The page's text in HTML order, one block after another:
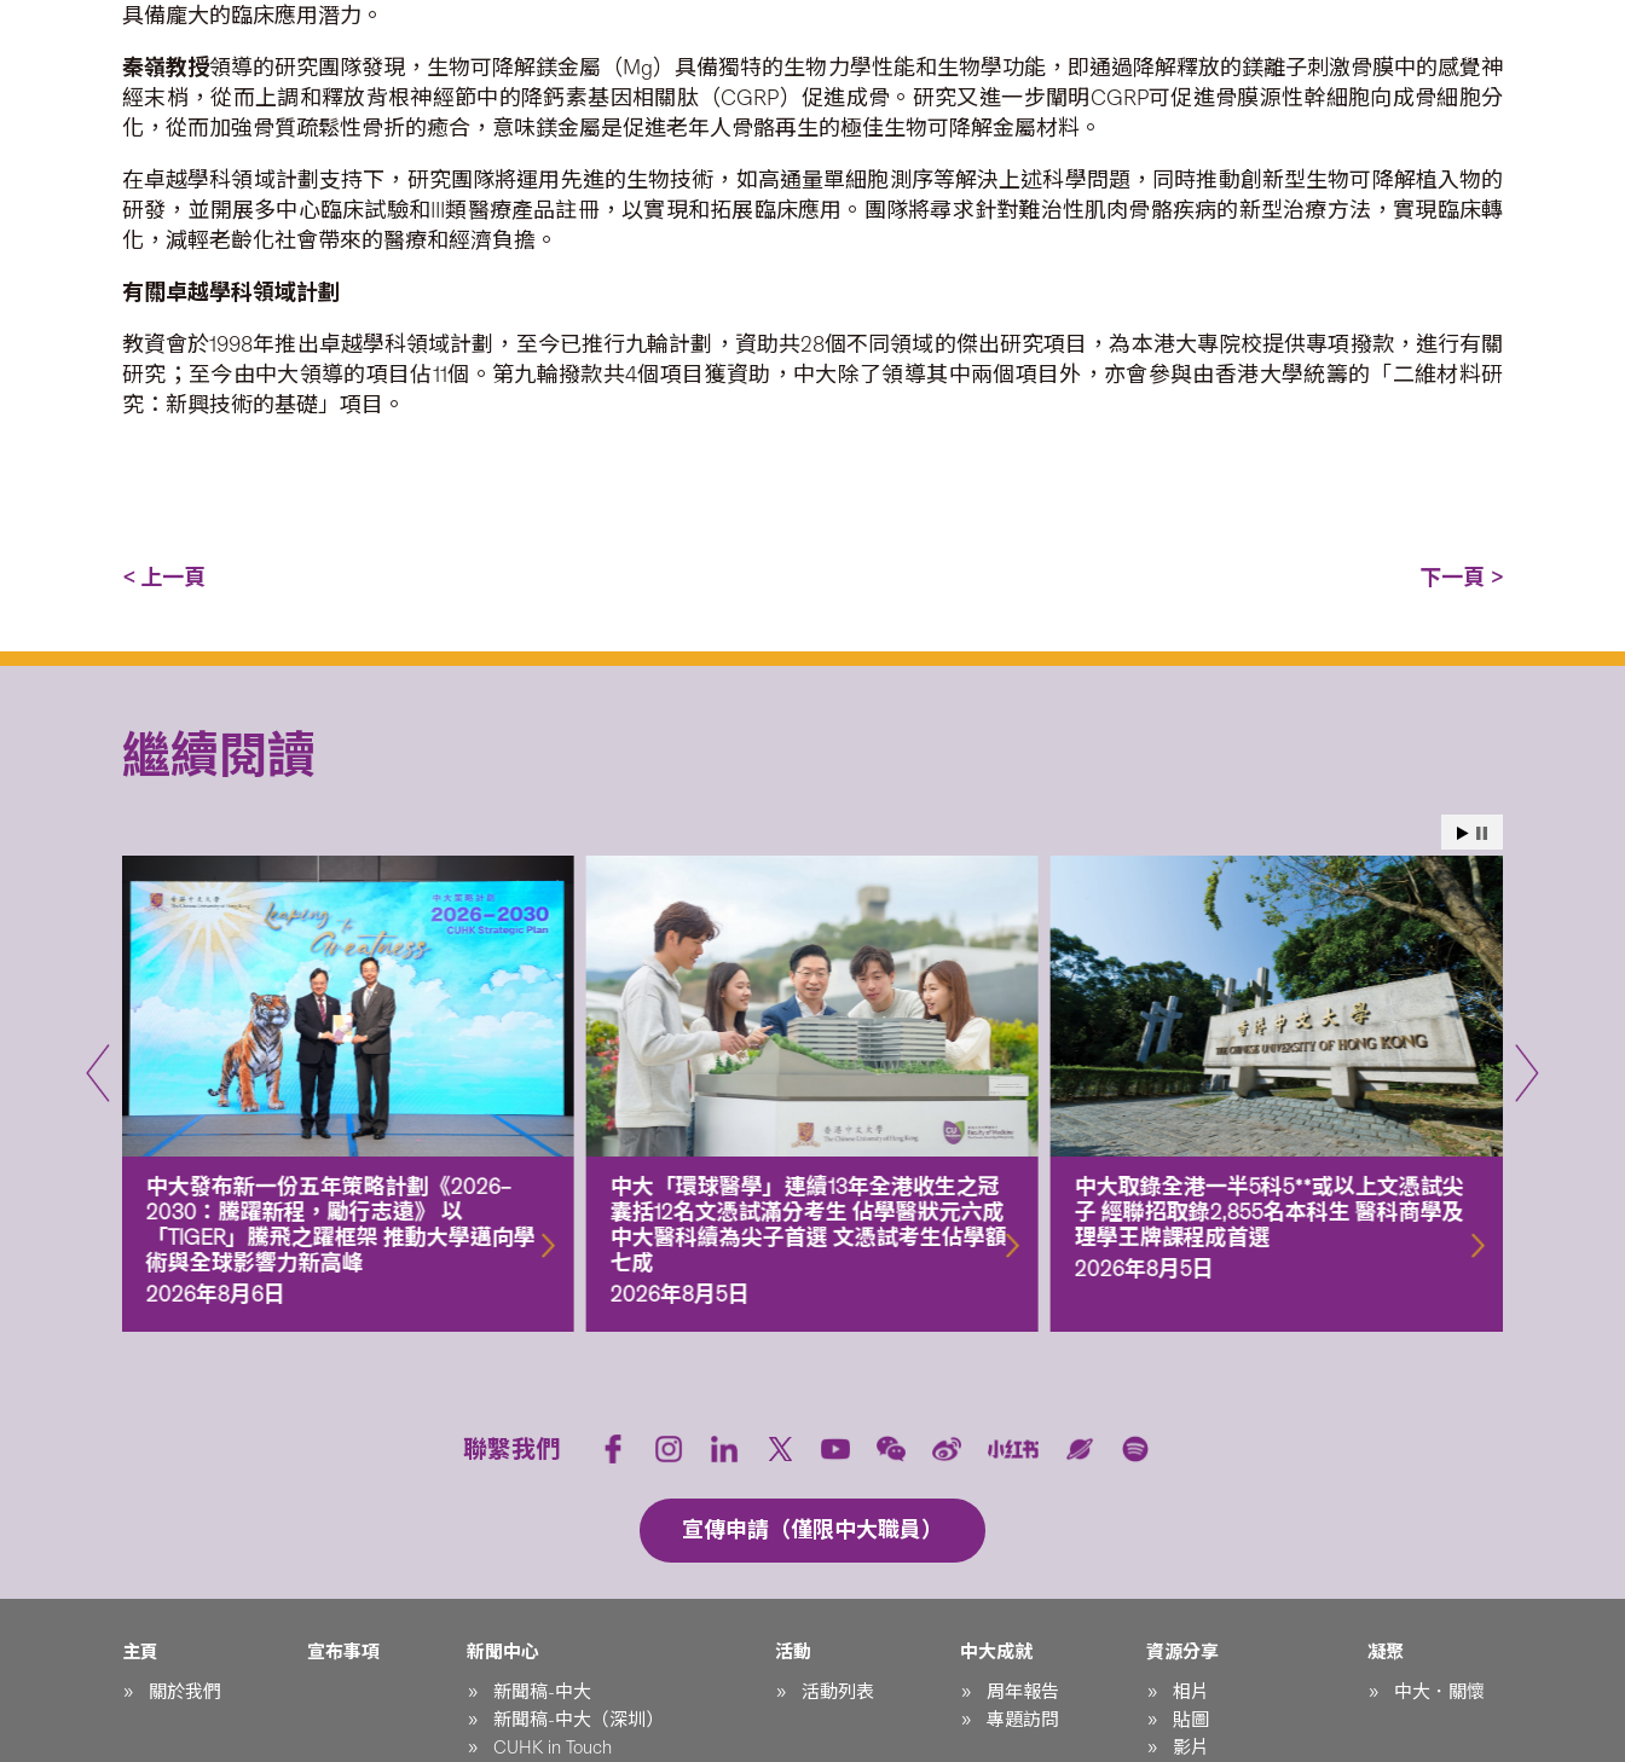
具備龐大的臨床應用潛力。
秦嶺教授領導的研究團隊發現，生物可降解鎂金屬（Mg）具備獨特的生物力學性能和生物學功能，即通過降解釋放的鎂離子刺激骨膜中的感覺神
經末梢，從而上調和釋放背根神經節中的降鈣素基因相關肽（CGRP）促進成骨。研究又進一步闡明CGRP可促進骨膜源性幹細胞向成骨細胞分
化，從而加強骨質疏鬆性骨折的癒合，意味鎂金屬是促進老年人骨骼再生的極佳生物可降解金屬材料。
在卓越學科領域計劃支持下，研究團隊將運用先進的生物技術，如高通量單細胞測序等解決上述科學問題，同時推動創新型生物可降解植入物的
研發，並開展多中心臨床試驗和III類醫療產品註冊，以實現和拓展臨床應用。團隊將尋求針對難治性肌肉骨骼疾病的新型治療方法，實現臨床轉
化，減輕老齡化社會帶來的醫療和經濟負擔。
有關卓越學科領域計劃
教資會於1998年推出卓越學科領域計劃，至今已推行九輪計劃，資助共28個不同領域的傑出研究項目，為本港大專院校提供專項撥款，進行有關
研究；至今由中大領導的項目佔11個。第九輪撥款共4個項目獲資助，中大除了領導其中兩個項目外，亦會參與由香港大學統籌的「二維材料研
究：新興技術的基礎」項目。
< 上一頁 下一頁 >
繼續閱讀
中大發布新一份五年策略計劃《2026‒
2030：騰躍新程，勵行志遠》 以
「TIGER」騰飛之躍框架 推動大學邁向學
術與全球影響力新高峰
2026年8月6日
中大「環球醫學」連續13年全港收生之冠
囊括12名文憑試滿分考生 佔學醫狀元六成
中大醫科續為尖子首選 文憑試考生佔學額
七成
2026年8月5日
中大取錄全港一半5科5**或以上文憑試尖
子 經聯招取錄2,855名本科生 醫科商學及
理學王牌課程成首選
2026年8月5日
聯繫我們
宣傳申請（僅限中大職員）
主頁
關於我們
宣布事項
新聞中心
新聞稿-中大
新聞稿-中大（深圳）
CUHK in Touch
活動
活動列表
中大成就
周年報告
專題訪問
資源分享
相片
貼圖
影片
凝聚
中大．關懷